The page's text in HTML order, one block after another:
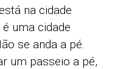
na cidade
uma cidade
se anda a pé.
um passeio a pé,